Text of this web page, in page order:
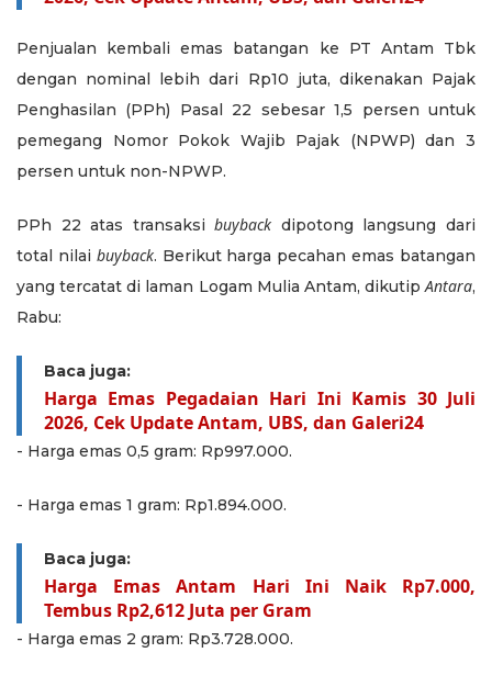
Penjualan kembali emas batangan ke PT Antam Tbk
dengan nominal lebih dari Rp10 juta, dikenakan Pajak
Penghasilan (PPh) Pasal 22 sebesar 1,5 persen untuk
pemegang Nomor Pokok Wajib Pajak (NPWP) dan 3
persen untuk non-NPWP.
PPh 22 atas transaksibuyback dipotong langsung dari
total nilai buyback. Berikut harga pecahan emas batangan
yang tercatat di laman Logam Mulia Antam, dikutipAntara,
Rabu:
Baca juga:
Harga Emas Pegadaian Hari Ini Kamis 30 Juli
2026, Cek Update Antam, UBS, dan Galeri24
- Harga emas 0,5 gram: Rp997.000.
- ⁠Harga emas 1 gram: Rp1.894.000.
Baca juga:
Harga Emas Antam Hari Ini Naik Rp7.000,
Tembus Rp2,612 Juta per Gram
- ⁠Harga emas 2 gram: Rp3.728.000.